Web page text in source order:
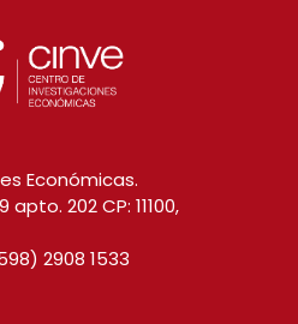
Económicas.
202 CP: 11100,
2908 1533